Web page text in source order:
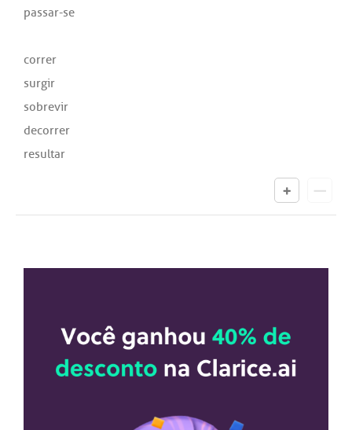
passar-se
correr
surgir
sobrevir
decorrer
resultar